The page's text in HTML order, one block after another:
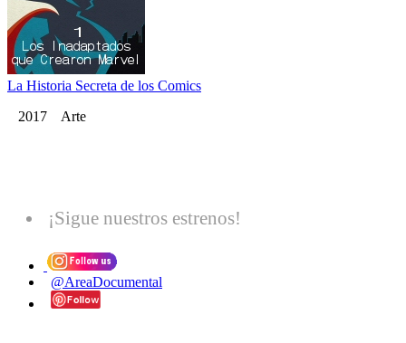
La Historia Secreta de los Comics
2017 Arte
¡Sigue nuestros estrenos!
@AreaDocumental